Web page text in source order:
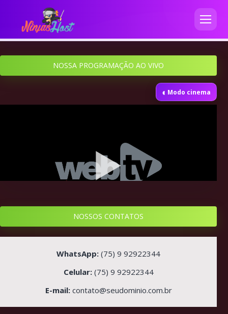
NOSSA PROGRAMAÇÃO AO VIVO
◐ Modo cinema
NOSSOS CONTATOS
WhatsApp: (75) 9 92922344
Celular:(75) 9 92922344
E-mail: contato@seudominio.com.br